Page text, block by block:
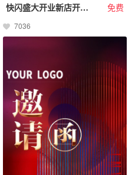
快闪盛大开业新店开业活动特惠促销 免费
7036